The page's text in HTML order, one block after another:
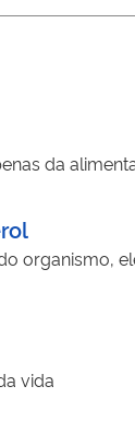
da
organismo,
vida